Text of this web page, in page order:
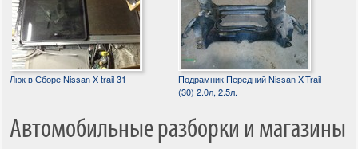
Люк в Сборе Nissan X-trail 31
Подрамник Передний Nissan X-Trail
(30) 2.0л, 2.5л.
Автомобильные разборки и магазины